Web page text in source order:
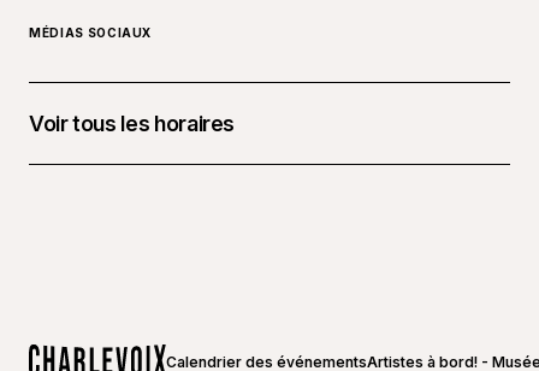
MÉDIAS SOCIAUX
Voir tous les horaires
Calendrier des événementsArtistes à bord! -